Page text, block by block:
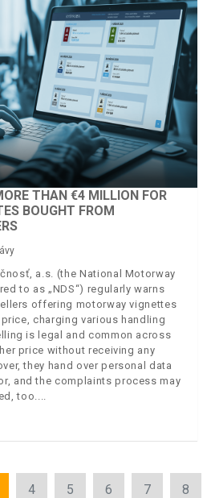
THAN €4 MILLION FOR
BOUGHT FROM
a.s. (the National Motorway
to as „NDS“) regularly warns
offering motorway vignettes
charging various handling
is legal and common across
price without receiving any
they hand over personal data
and the complaints process may
too.
4 5 6 7 8